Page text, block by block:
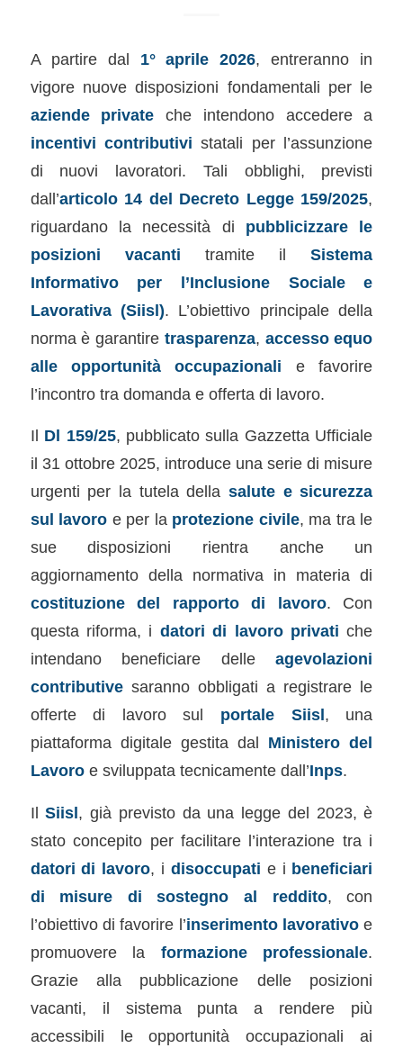
A partire dal 1° aprile 2026, entreranno in
vigore nuove disposizioni fondamentali per le
aziende private che intendono accedere a
incentivi contributivi statali per l’assunzione
di nuovi lavoratori. Tali obblighi, previsti
dall’articolo 14 del Decreto Legge 159/2025,
riguardano la necessità di pubblicizzare le
posizioni vacanti tramite ilSistema
Informativo per l’Inclusione Sociale e
Lavorativa (Siisl). L’obiettivo principale della
norma è garantire trasparenza, accesso equo
alle opportunità occupazionali e favorire
l’incontro tra domanda e offerta di lavoro.
Il Dl 159/25, pubblicato sulla Gazzetta Ufficiale
il 31 ottobre 2025, introduce una serie di misure
urgenti per la tutela dellasalute e sicurezza
sul lavoro e per la protezione civile, ma tra le
sue disposizioni rientra anche un
aggiornamento della normativa in materia di
costituzione del rapporto di lavoro. Con
questa riforma, i datori di lavoro privati che
intendano beneficiare delleagevolazioni
contributivesaranno obbligati a registrare le
offerte di lavoro sul portale Siisl, una
piattaforma digitale gestita dal Ministero del
Lavoroe sviluppata tecnicamente dall’Inps.
IlSiisl, già previsto da una legge del 2023, è
stato concepito per facilitare l’interazione tra i
datori di lavoro, i disoccupati e i beneficiari
di misure di sostegno al reddito, con
l’obiettivo di favorire l’inserimento lavorativo e
promuovere la formazione professionale.
Grazie alla pubblicazione delle posizioni
vacanti, il sistema punta a rendere più
accessibili le opportunità occupazionali ai